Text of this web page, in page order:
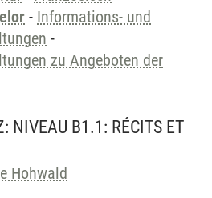
- Informations- und
-
zu Angeboten der
NIVEAU B1.1: RÉCITS ET
Hohwald